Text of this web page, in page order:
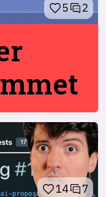
5 2
14 7